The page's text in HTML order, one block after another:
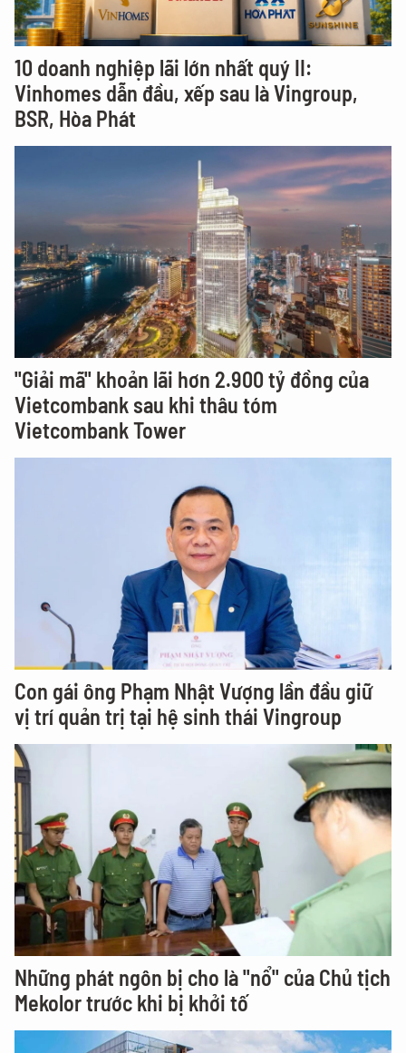
10 doanh nghiệp lãi lớn nhất quý II:
Vinhomes dẫn đầu, xếp sau là Vingroup,
BSR, Hòa Phát
"Giải mã" khoản lãi hơn 2.900 tỷ đồng của
Vietcombank sau khi thâu tóm
Vietcombank Tower
Con gái ông Phạm Nhật Vượng lần đầu giữ
vị trí quản trị tại hệ sinh thái Vingroup
Những phát ngôn bị cho là "nổ" của Chủ tịch
Mekolor trước khi bị khởi tố